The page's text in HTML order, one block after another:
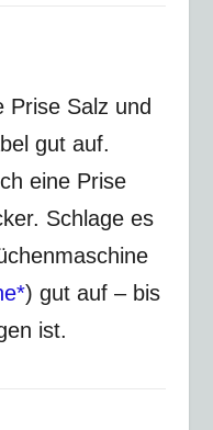
Prise Salz und
gut auf.
eine Prise
Schlage es
) gut auf – bis
ist.